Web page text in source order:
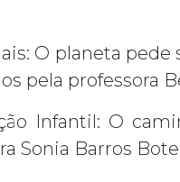
O planeta pede
pela professora
O
Sonia Barros